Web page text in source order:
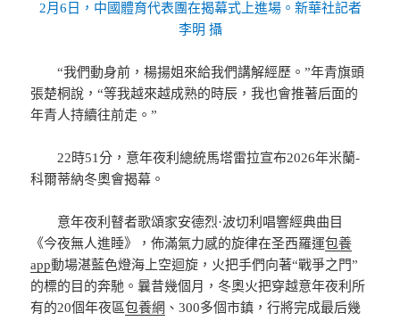
2月6日，中國體育代表團在揭幕式上進場。新華社記者
李明 攝
“我們動身前，楊揚姐來給我們講解經歷。”年青旗頭
張楚桐說，“等我越來越成熟的時辰，我也會推著后面的
年青人持續往前走。”
22時51分，意年夜利總統馬塔雷拉宣布2026年米蘭-
科爾蒂納冬奧會揭幕。
意年夜利瞽者歌頌家安德烈·波切利唱響經典曲目
《今夜無人進睡》，佈滿氣力感的旋律在圣西羅運包養
app動場湛藍色燈海上空迴旋，火把手們向著“戰爭之門”
的標的目的奔馳。曩昔幾個月，冬奧火把穿越意年夜利所
有的20個年夜區包養網 、300多個市鎮，行將完成最后幾